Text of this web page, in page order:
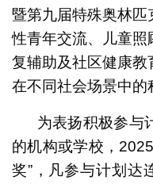
暨第九届特殊奥林
性青年交流、儿童
复辅助及社区健康
在不同社会场景中的
为表扬积极参与
的机构或学校，
奖”，凡参与计划达